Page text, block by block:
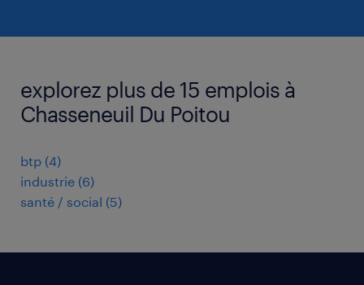
explorez plus de 15 emplois à
Chasseneuil Du Poitou
btp (4)
industrie (6)
santé / social (5)